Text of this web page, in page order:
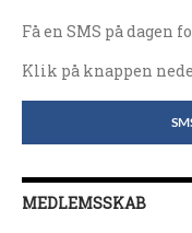
Få en SMS på dagen
Klik på knappen
MEDLEMSSKAB